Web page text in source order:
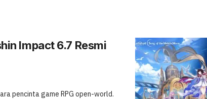
Impact 6.7 Resmi
pencinta game RPG open-world.